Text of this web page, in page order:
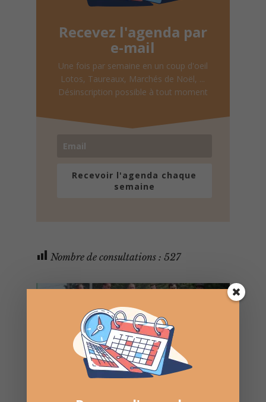
Recevez l'agenda par
e-mail
Une fois par semaine en un coup d'oeil
Lotos, Taureaux, Marchés de Noël, ...
Désinscription possible à tout moment
Recevoir l'agenda chaque
semaine
Nombre de consultations : 527